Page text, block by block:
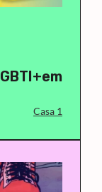
Casa 1